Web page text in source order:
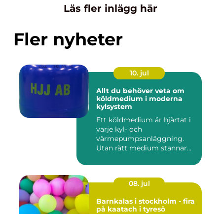
Läs fler inlägg här
Fler nyheter
10. jul
Allt du behöver veta om
köldmedium i moderna
kylsystem
Ett köldmedium är hjärtat i
varje kyl- och
värmepumpsanläggning.
Utan rätt medium stannar
08. jul
Barnkalas i stockholm - fira
på kaatach i tyresö